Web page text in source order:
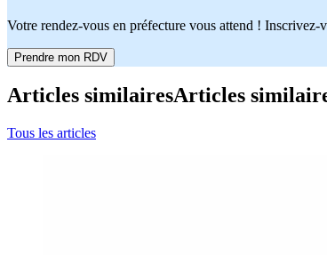
Votre rendez-vous en préfecture vous attend !
Prendre mon RDV
Articles similairesArticles
Tous les articles